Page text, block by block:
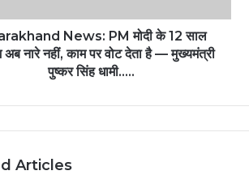
News: PM मोदी के 12 साल
अब नारे नहीं, काम पर वोट देता है — मुख्यमंत्री
पुष्कर सिंह धामी.....
Articles